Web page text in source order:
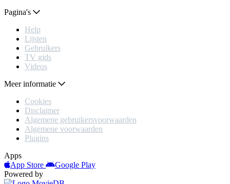
Pagina's
Help
Lijsten
Gebruikers
TV gids
Videos
Meer informatie
Cookies
Disclaimer
Algemene gebruikersvoorwaarden
Algemene voorwaarden
Plugins
Apps
App Store
Google Play
Powered by